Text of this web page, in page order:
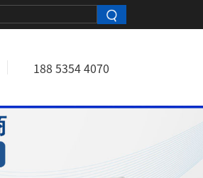
188 5354 4070